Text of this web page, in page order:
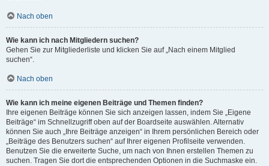
Nach oben
Wie kann ich nach Mitgliedern suchen?
Gehen Sie zur Mitgliederliste und klicken Sie auf „Nach einem Mitglied
suchen“.
Nach oben
Wie kann ich meine eigenen Beiträge und Themen finden?
Ihre eigenen Beiträge können Sie sich anzeigen lassen, indem Sie „Eigene
Beiträge“ im Schnellzugriff oben auf der Boardseite auswählen. Alternativ
können Sie auch „Ihre Beiträge anzeigen“ in Ihrem persönlichen Bereich oder
„Beiträge des Benutzers suchen“ auf Ihrer eigenen Profilseite verwenden.
Benutzen Sie die erweiterte Suche, um nach von Ihnen erstellen Themen zu
suchen. Tragen Sie dort die entsprechenden Optionen in die Suchmaske ein.